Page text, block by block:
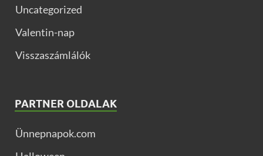
Uncategorized
Valentin-nap
Visszaszámlálók
PARTNER OLDALAK
Ünnepnapok.com